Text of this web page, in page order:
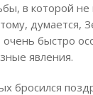
в которой
думается,
быстро
явления.
бросился